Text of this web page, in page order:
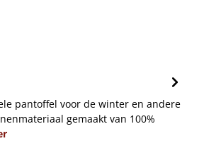
pantoffel voor de winter en andere
gemaakt van 100%